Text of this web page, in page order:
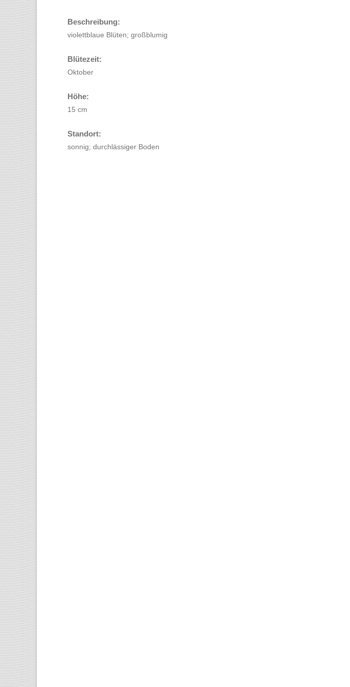
Beschreibung:
violettblaue Blüten; großblumig
Blütezeit:
Oktober
Höhe:
15 cm
Standort:
sonnig; durchlässiger Boden